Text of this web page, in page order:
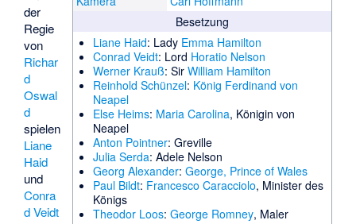
Besetzung
Liane Haid: Lady Emma Hamilton
Conrad Veidt: Lord Horatio Nelson
Werner Krauß: Sir William Hamilton
Reinhold Schünzel: König Ferdinand von
Neapel
Else Heims: Maria Carolina, Königin von
Neapel
Anton Pointner: Greville
Julia Serda: Adele Nelson
Georg Alexander: George, Prince of Wales
Paul Bildt: Francesco Caracciolo, Minister des
Königs
Theodor Loos: George Romney, Maler
der
Regie
von
Richar
d
Oswal
d
spielen
Liane
Haid
und
Conra
d Veidt